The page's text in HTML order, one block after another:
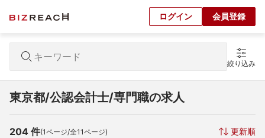
ログイン 会員登録
絞り込み
東京都/公認会計士/専門職の求人
204 件(1ページ/全11ページ) 更新順